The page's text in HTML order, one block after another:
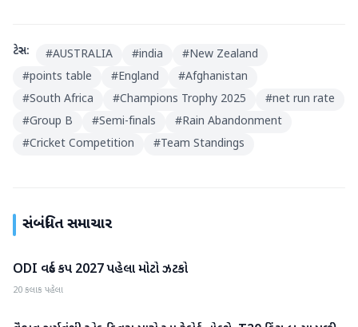
ટેગ્સ: #AUSTRALIA #india #New Zealand
#points table #England #Afghanistan
#South Africa #Champions Trophy 2025 #net run rate
#Group B #Semi-finals #Rain Abandonment
#Cricket Competition #Team Standings
સંબંધિત સમાચાર
રમતગમત
ODI વર્લ્ડ કપ 2027 પહેલા મોટો ઝટકો
20 કલાક પહેલા